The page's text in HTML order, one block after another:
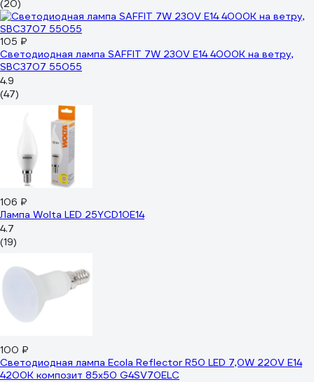
(20)
105 ₽
Светодиодная лампа SAFFIT 7W 230V E14 4000K на ветру,
SBC3707 55055
4.9
(47)
106 ₽
Лампа Wolta LED 25YCD10E14
4.7
(19)
100 ₽
Светодиодная лампа Ecola Reflector R50 LED 7,0W 220V E14
4200K композит 85x50 G4SV70ELC